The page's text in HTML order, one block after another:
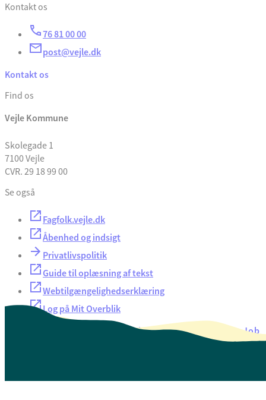
Kontakt os
76 81 00 00
post@vejle.dk
Kontakt os
Find os
Vejle Kommune
Skolegade 1
7100 Vejle
CVR. 29 18 99 00
Se også
Fagfolk.vejle.dk
Åbenhed og indsigt
Privatlivspolitik
Guide til oplæsning af tekst
Webtilgængelighedserklæring
Log på Mit Overblik
Oversigt over selvbetjeningJob